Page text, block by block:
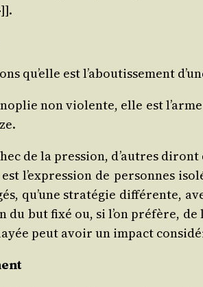
qu’elle est l’aboutissement
non vio­lente, elle est
de la pres­sion, d’autres
l’expression de per­sonnes
qu’une stra­té­gie dif­fé­rente,
du but fixé ou, si l’on pré­fère,
peut avoir un impact